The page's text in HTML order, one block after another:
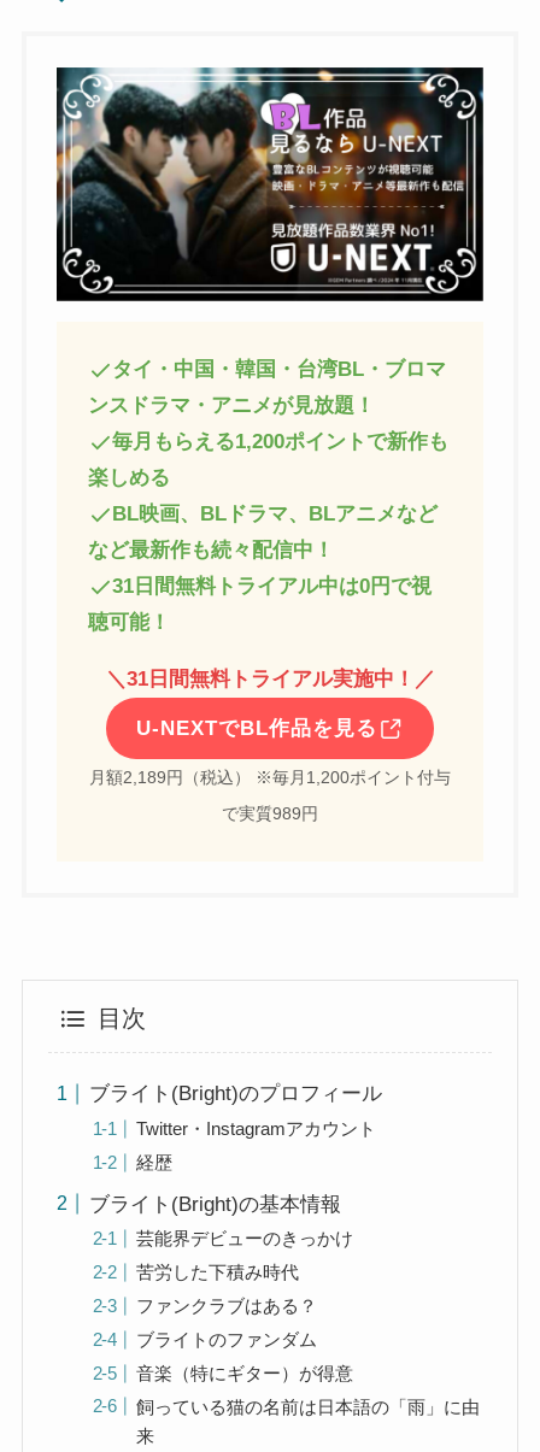
タイ・中国・韓国・台湾BL・ブロマ
ンスドラマ・アニメが見放題！
毎月もらえる1,200ポイントで新作も
楽しめる
BL映画、BLドラマ、BLアニメなど
など最新作も続々配信中！
31日間無料トライアル中は0円で視
聴可能！
＼31日間無料トライアル実施中！ ／
U-NEXTでBL作品を見る
月額2,189円（税込） ※毎月1,200ポイント付与
で実質989円
目次
ブライト(Bright)のプロフィール
Twitter・Instagramアカウント
経歴
ブライト(Bright)の基本情報
芸能界デビューのきっかけ
苦労した下積み時代
ファンクラブはある？
ブライトのファンダム
音楽（特にギター）が得意
飼っている猫の名前は日本語の「雨」に由
来